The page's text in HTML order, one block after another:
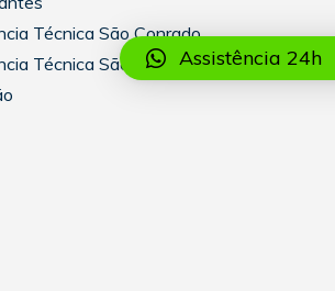
Técnica São Conrado
Técnica São
Assistência 24h